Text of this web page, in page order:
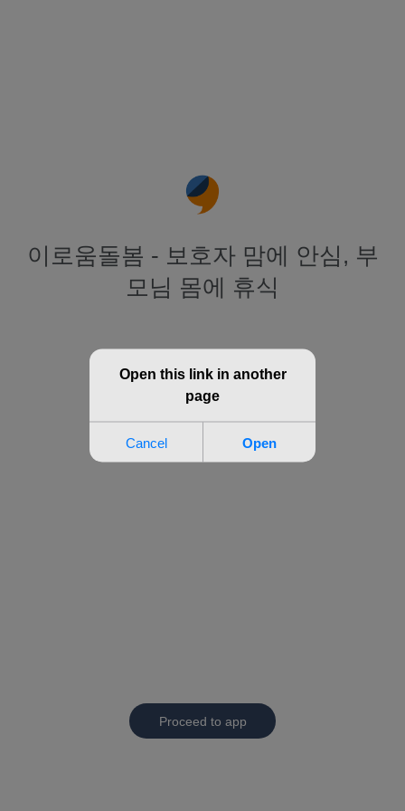
이로움돌봄 - 보호자 맘에 안심, 부
모님 몸에 휴식
Proceed to app